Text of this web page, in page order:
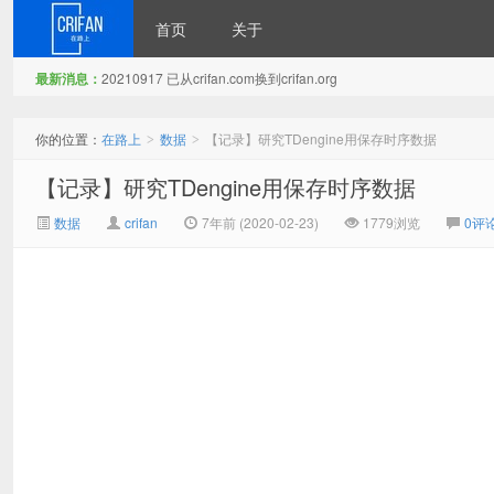
首页 关于
最新消息： 20210917 已从crifan.com换到crifan.org
你的位置： 在路上 > 数据 > 【记录】研究TDengine用保存时序数据
【记录】研究TDengine用保存时序数据
数据 crifan 7年前 (2020-02-23) 1779浏览 0评